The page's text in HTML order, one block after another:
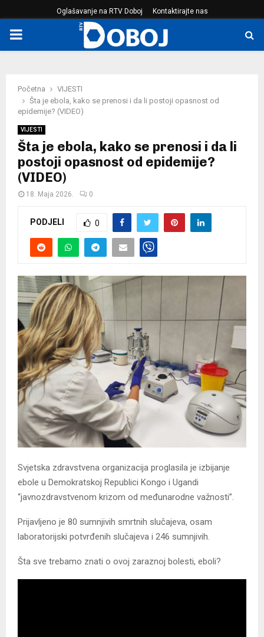
Oglašavanje na RTV Doboj Kontaktirajte nas
PRIMARY
Početna
VIJESTI
Šta je ebola, kako se prenosi i da li postoji opasnost od
epidemije? (VIDEO)
VIJESTI
Šta je ebola, kako se prenosi i da li
postoji opasnost od epidemije?
(VIDEO)
18. Maja 2026. 0
PODJELI 0
Svjetska zdravstvena organizacija proglasila je izbijanje
ebole u Demokratskoj Republici Kongo i Ugandi
“javnozdravstvenom krizom od međunarodne važnosti”.
Prijavljeno je 80 sumnjivih smrtnih slučajeva, osam
laboratorijski potvrđenih slučajeva i 246 sumnjivih.
Šta sve trebamo znati o ovoj zaraznoj bolesti, eboli?